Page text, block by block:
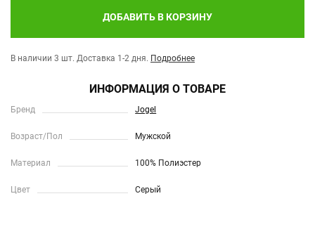
ДОБАВИТЬ В КОРЗИНУ
В наличии 3 шт. Доставка 1-2 дня. Подробнее
ИНФОРМАЦИЯ О ТОВАРЕ
Бренд Jogel
Возраст/Пол Мужской
Материал 100% Полиэстер
Цвет Серый